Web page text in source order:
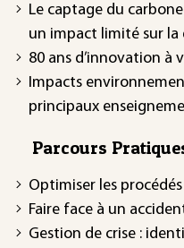
Le captage du
un impact limité sur
80 ans d’innovation à
Impacts
principaux
Parcours
Optimiser les
Faire face à un
Gestion de crise :